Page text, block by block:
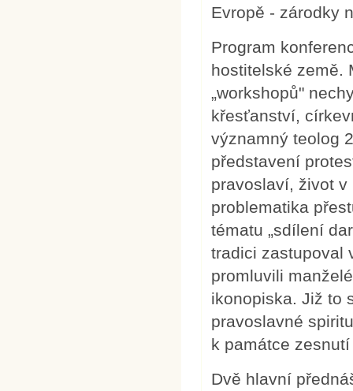
Evropě - zárodky
Program
hostitelské země.
„workshopů"
křesťanství,
významný teolog
představení
pravoslaví, život
problematika
tématu „sdílení
tradici zastupoval
promluvili
ikonopiska. Již to
pravoslavné
k památce
Dvě hlavní